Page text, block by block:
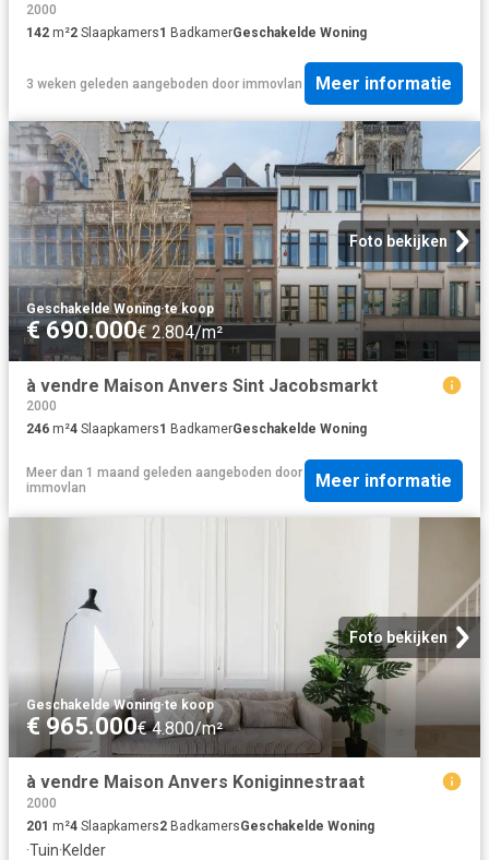
2000
142 m²2 Slaapkamers1 BadkamerGeschakelde Woning
3 weken geleden aangeboden door immovlan Meer informatie
Foto bekijken
Geschakelde Woning·te koop
€ 690.000€ 2.804/m²
à vendre Maison Anvers Sint Jacobsmarkt
2000
246 m²4 Slaapkamers1 BadkamerGeschakelde Woning
Meer dan 1 maand geleden aangeboden door
immovlan
Meer informatie
Foto bekijken
Geschakelde Woning·te koop
€ 965.000€ 4.800/m²
à vendre Maison Anvers Koniginnestraat
2000
201 m²4 Slaapkamers2 BadkamersGeschakelde Woning
·Tuin·Kelder